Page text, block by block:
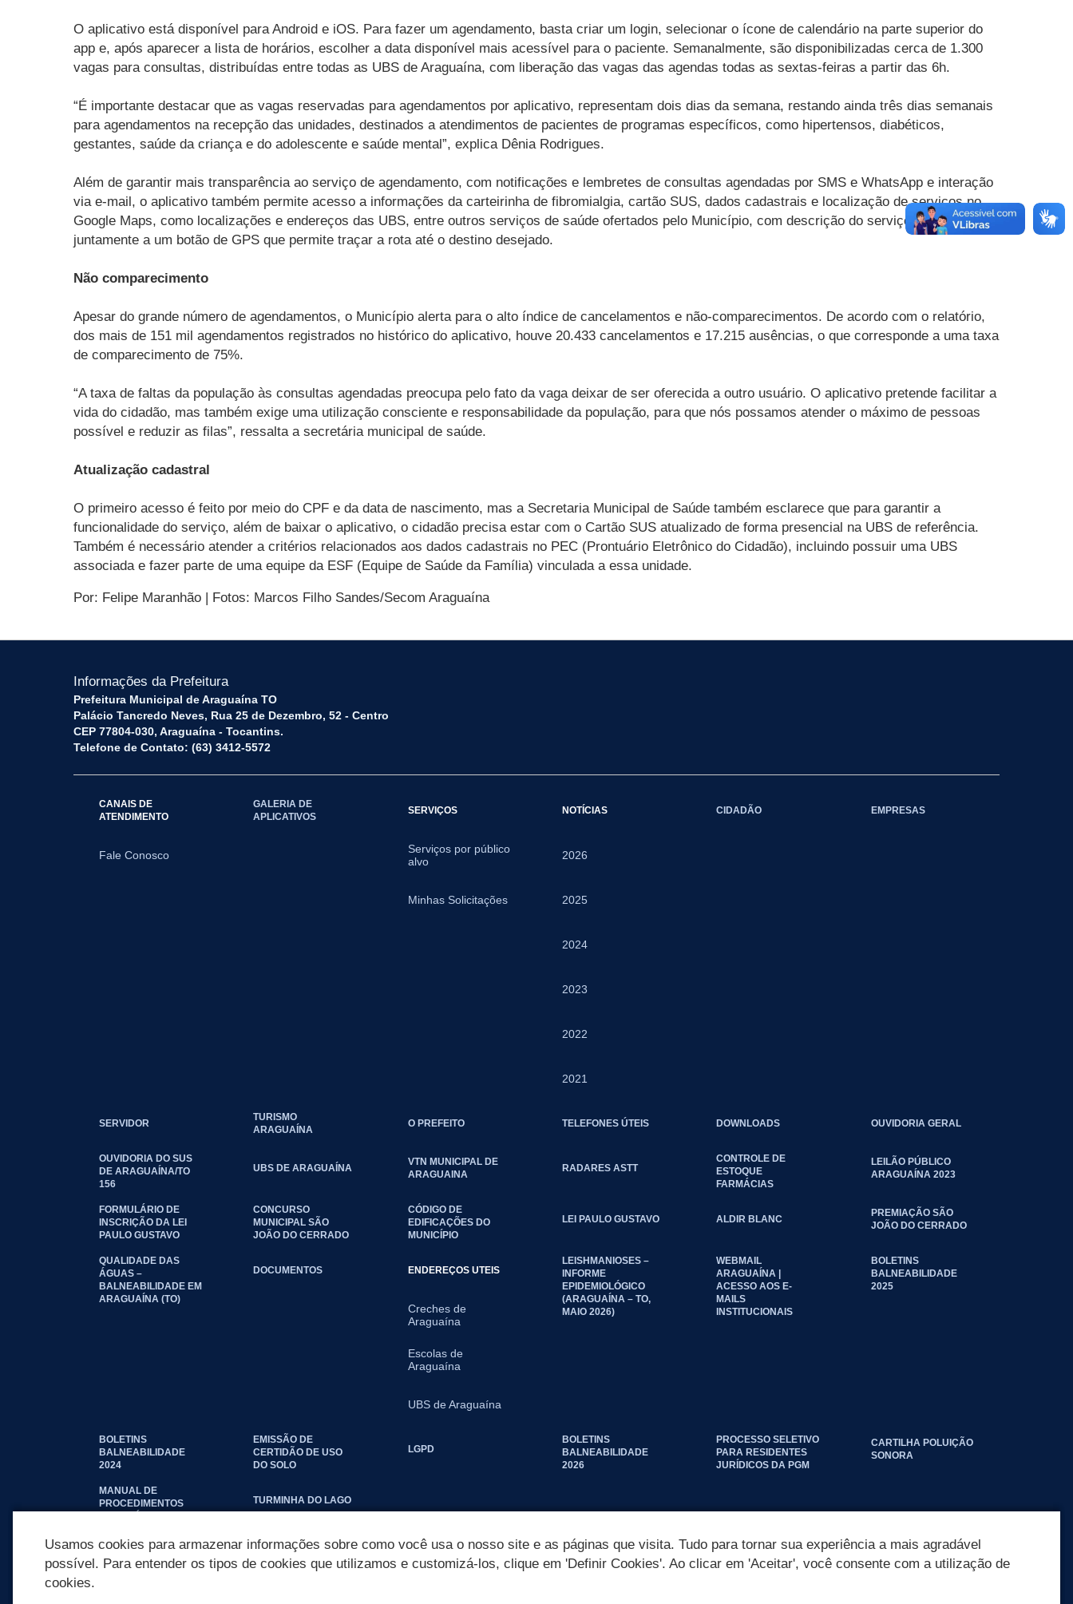
O aplicativo está disponível para Android e iOS. Para fazer um agendamento, basta criar um login, selecionar o ícone de calendário na parte superior do
app e, após aparecer a lista de horários, escolher a data disponível mais acessível para o paciente. Semanalmente, são disponibilizadas cerca de 1.300
vagas para consultas, distribuídas entre todas as UBS de Araguaína, com liberação das vagas das agendas todas as sextas-feiras a partir das 6h.
“É importante destacar que as vagas reservadas para agendamentos por aplicativo, representam dois dias da semana, restando ainda três dias semanais
para agendamentos na recepção das unidades, destinados a atendimentos de pacientes de programas específicos, como hipertensos, diabéticos,
gestantes, saúde da criança e do adolescente e saúde mental”, explica Dênia Rodrigues.
Além de garantir mais transparência ao serviço de agendamento, com notificações e lembretes de consultas agendadas por SMS e WhatsApp e interação
via e-mail, o aplicativo também permite acesso a informações da carteirinha de fibromialgia, cartão SUS, dados cadastrais e localização de serviços no
Google Maps, como localizações e endereços das UBS, entre outros serviços de saúde ofertados pelo Município, com descrição do serviço prestado,
juntamente a um botão de GPS que permite traçar a rota até o destino desejado.
Não comparecimento
Apesar do grande número de agendamentos, o Município alerta para o alto índice de cancelamentos e não-comparecimentos. De acordo com o relatório,
dos mais de 151 mil agendamentos registrados no histórico do aplicativo, houve 20.433 cancelamentos e 17.215 ausências, o que corresponde a uma taxa
de comparecimento de 75%.
“A taxa de faltas da população às consultas agendadas preocupa pelo fato da vaga deixar de ser oferecida a outro usuário. O aplicativo pretende facilitar a
vida do cidadão, mas também exige uma utilização consciente e responsabilidade da população, para que nós possamos atender o máximo de pessoas
possível e reduzir as filas”, ressalta a secretária municipal de saúde.
Atualização cadastral
O primeiro acesso é feito por meio do CPF e da data de nascimento, mas a Secretaria Municipal de Saúde também esclarece que para garantir a
funcionalidade do serviço, além de baixar o aplicativo, o cidadão precisa estar com o Cartão SUS atualizado de forma presencial na UBS de referência.
Também é necessário atender a critérios relacionados aos dados cadastrais no PEC (Prontuário Eletrônico do Cidadão), incluindo possuir uma UBS
associada e fazer parte de uma equipe da ESF (Equipe de Saúde da Família) vinculada a essa unidade.
Por: Felipe Maranhão | Fotos: Marcos Filho Sandes/Secom Araguaína
Informações da Prefeitura
Prefeitura Municipal de Araguaína TO
Palácio Tancredo Neves, Rua 25 de Dezembro, 52 - Centro
CEP 77804-030, Araguaína - Tocantins.
Telefone de Contato: (63) 3412-5572
CANAIS DE
ATENDIMENTO
Fale Conosco
GALERIA DE
APLICATIVOS
SERVIÇOS
Serviços por público
alvo
Minhas Solicitações
NOTÍCIAS
2026
2025
2024
2023
2022
2021
CIDADÃO EMPRESAS
SERVIDOR
TURISMO
ARAGUAÍNA
O PREFEITO TELEFONES ÚTEIS DOWNLOADS OUVIDORIA GERAL
OUVIDORIA DO SUS
DE ARAGUAÍNA/TO
156
UBS DE ARAGUAÍNA
VTN MUNICIPAL DE
ARAGUAINA
RADARES ASTT
CONTROLE DE
ESTOQUE
FARMÁCIAS
LEILÃO PÚBLICO
ARAGUAÍNA 2023
FORMULÁRIO DE
INSCRIÇÃO DA LEI
PAULO GUSTAVO
CONCURSO
MUNICIPAL SÃO
JOÃO DO CERRADO
CÓDIGO DE
EDIFICAÇÕES DO
MUNICÍPIO
LEI PAULO GUSTAVO ALDIR BLANC
PREMIAÇÃO SÃO
JOÃO DO CERRADO
QUALIDADE DAS
ÁGUAS –
BALNEABILIDADE EM
ARAGUAÍNA (TO)
DOCUMENTOS ENDEREÇOS UTEIS
Creches de
Araguaína
Escolas de
Araguaína
UBS de Araguaína
LEISHMANIOSES –
INFORME
EPIDEMIOLÓGICO
(ARAGUAÍNA – TO,
MAIO 2026)
WEBMAIL
ARAGUAÍNA |
ACESSO AOS E-
MAILS
INSTITUCIONAIS
BOLETINS
BALNEABILIDADE
2025
BOLETINS
BALNEABILIDADE
2024
EMISSÃO DE
CERTIDÃO DE USO
DO SOLO
LGPD
BOLETINS
BALNEABILIDADE
2026
PROCESSO SELETIVO
PARA RESIDENTES
JURÍDICOS DA PGM
CARTILHA POLUIÇÃO
SONORA
MANUAL DE
PROCEDIMENTOS
TURMINHA DO LAGO
Usamos cookies para armazenar informações sobre como você usa o nosso site e as páginas que visita. Tudo para tornar sua experiência a mais agradável
possível. Para entender os tipos de cookies que utilizamos e customizá-los, clique em 'Definir Cookies'. Ao clicar em 'Aceitar', você consente com a utilização de
cookies.